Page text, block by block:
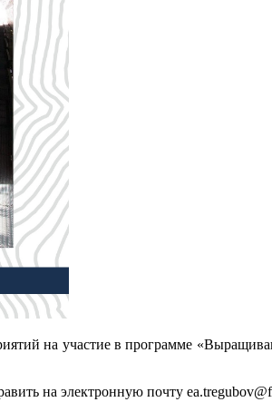
на участие в программе
на электронную почту ea.tregubov